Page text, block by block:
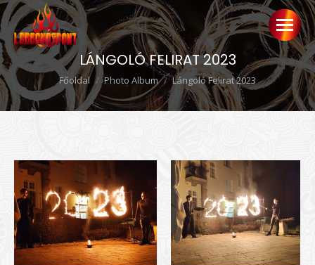
LÁNGOLÓ FELIRAT 2023
Ön itt van:
Főoldal Photo Album Lángoló Felirat 2023